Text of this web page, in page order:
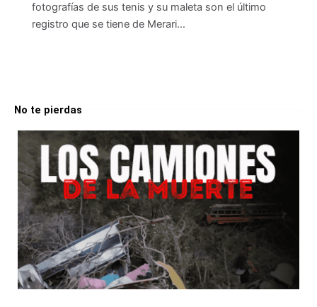
fotografías de sus tenis y su maleta son el último
registro que se tiene de Merari…
No te pierdas